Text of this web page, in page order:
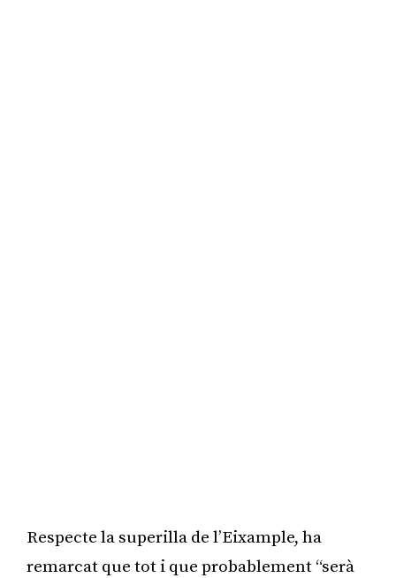
Respecte la superilla de l’Eixample, ha
remarcat que tot i que probablement “serà